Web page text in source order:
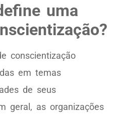
uma
conscientização
em temas
de seus
geral, as organizações